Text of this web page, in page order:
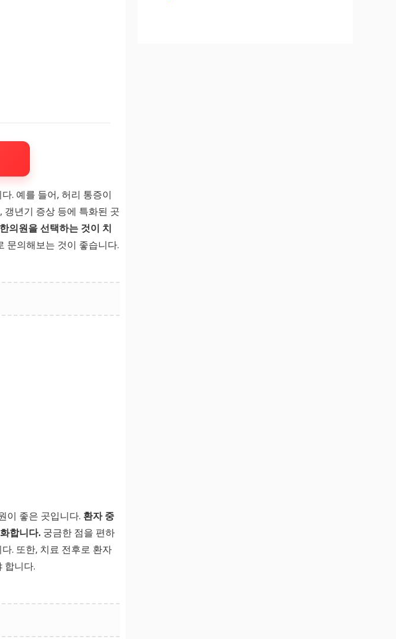
. 예를 들어, 허리 통증이
년기 증상 등에 특화된 곳
의원을 선택하는 것이 치
문의해보는 것이 좋습니다.
이 좋은 곳입니다. 환자 중
합니다. 궁금한 점을 편하
. 또한, 치료 전후로 환자
합니다.